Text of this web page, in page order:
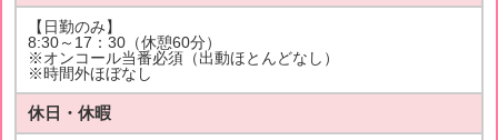
【日勤のみ】
8:30～17：30（休憩60分）
※オンコール当番必須（出動ほとんどなし）
※時間外ほぼなし
休日・休暇